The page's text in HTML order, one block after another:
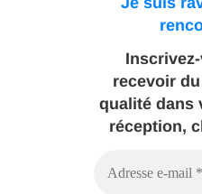
recevoir
qualité dans
réception,